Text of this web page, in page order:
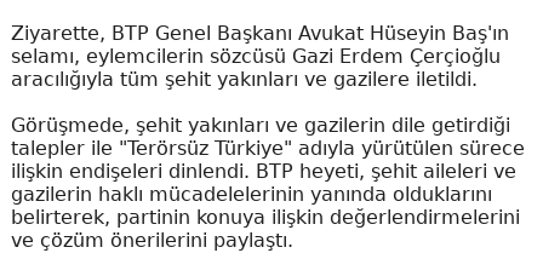
Ziyarette, BTP Genel Başkanı Avukat Hüseyin Baş'ın
selamı, eylemcilerin sözcüsü Gazi Erdem Çerçioğlu
aracılığıyla tüm şehit yakınları ve gazilere iletildi.
Görüşmede, şehit yakınları ve gazilerin dile getirdiği
talepler ile "Terörsüz Türkiye" adıyla yürütülen sürece
ilişkin endişeleri dinlendi. BTP heyeti, şehit aileleri ve
gazilerin haklı mücadelelerinin yanında olduklarını
belirterek, partinin konuya ilişkin değerlendirmelerini
ve çözüm önerilerini paylaştı.